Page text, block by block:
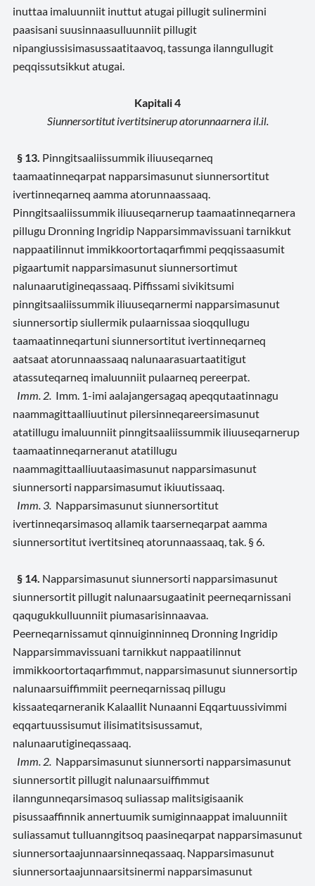
inuttaa imaluunniit inuttut atugai pillugit sulinermini
paasisani suusinnaasulluunniit pillugit
nipangiussisimasussaatitaavoq, tassunga ilanngullugit
peqqissutsikkut atugai.
Kapitali 4
Siunnersortitut ivertitsinerup atorunnaarnera il.il.
§ 13. Pinngitsaaliissummik iliuuseqarneq
taamaatinneqarpat napparsimasunut siunnersortitut
ivertinneqarneq aamma atorunnaassaaq.
Pinngitsaaliissummik iliuuseqarnerup taamaatinneqarnera
pillugu Dronning Ingridip Napparsimmavissuani tarnikkut
nappaatilinnut immikkoortortaqarfimmi peqqissaasumit
pigaartumit napparsimasunut siunnersortimut
nalunaarutigineqassaaq. Piffissami sivikitsumi
pinngitsaaliissummik iliuuseqarnermi napparsimasunut
siunnersortip siullermik pulaarnissaa sioqqullugu
taamaatinneqartuni siunnersortitut ivertinneqarneq
aatsaat atorunnaassaaq nalunaarasuartaatitigut
atassuteqarneq imaluunniit pulaarneq pereerpat.
Imm. 2. Imm. 1-imi aalajangersagaq apeqqutaatinnagu
naammagittaalliuutinut pilersinneqareersimasunut
atatillugu imaluunniit pinngitsaaliissummik iliuuseqarnerup
taamaatinneqarneranut atatillugu
naammagittaalliuutaasimasunut napparsimasunut
siunnersorti napparsimasumut ikiuutissaaq.
Imm. 3. Napparsimasunut siunnersortitut
ivertinneqarsimasoq allamik taarserneqarpat aamma
siunnersortitut ivertitsineq atorunnaassaaq, tak. § 6.
§ 14. Napparsimasunut siunnersorti napparsimasunut
siunnersortit pillugit nalunaarsugaatinit peerneqarnissani
qaqugukkulluunniit piumasarisinnaavaa.
Peerneqarnissamut qinnuiginninneq Dronning Ingridip
Napparsimmavissuani tarnikkut nappaatilinnut
immikkoortortaqarfimmut, napparsimasunut siunnersortip
nalunaarsuiffimmiit peerneqarnissaq pillugu
kissaateqarneranik Kalaallit Nunaanni Eqqartuussivimmi
eqqartuussisumut ilisimatitsisussamut,
nalunaarutigineqassaaq.
Imm. 2. Napparsimasunut siunnersorti napparsimasunut
siunnersortit pillugit nalunaarsuiffimmut
ilanngunneqarsimasoq suliassap malitsigisaanik
pisussaaffinnik annertuumik sumiginnaappat imaluunniit
suliassamut tulluanngitsoq paasineqarpat napparsimasunut
siunnersortaajunnaarsinneqassaaq. Napparsimasunut
siunnersortaajunnaarsitsinermi napparsimasunut